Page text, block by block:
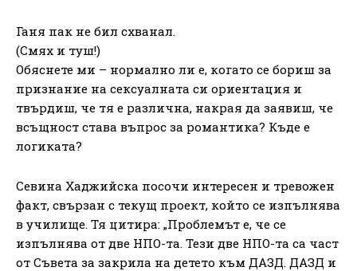
Ганя пак не бил схванал.
(Смях и туш!)
Обяснете ми – нормално ли е, когато се бориш за
признание на сексуалната си ориентация и
твърдиш, че тя е различна, накрая да заявиш, че
всъщност става въпрос за романтика? Къде е
логиката?
Севина Хаджийска посочи интересен и тревожен
факт, свързан с текущ проект, който се изпълнява
в училище. Тя цитира: „Проблемът е, че се
изпълнява от две НПО-та. Тези две НПО-та са част
от Съвета за закрила на детето към ДАЗД. ДАЗД и